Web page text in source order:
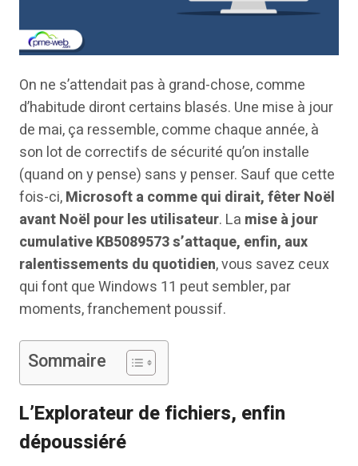
On ne s’attendait pas à grand-chose, comme
d’habitude diront certains blasés. Une mise à jour
de mai, ça ressemble, comme chaque année, à
son lot de correctifs de sécurité qu’on installe
(quand on y pense) sans y penser. Sauf que cette
fois-ci,Microsoft a comme qui dirait, fêter Noël
avant Noël pour les utilisateur. La mise à jour
cumulative KB5089573 s’attaque, enfin, aux
ralentissements du quotidien, vous savez ceux
qui font que Windows 11 peut sembler, par
moments, franchement poussif.
Sommaire
L’Explorateur de fichiers, enfin
dépoussiéré